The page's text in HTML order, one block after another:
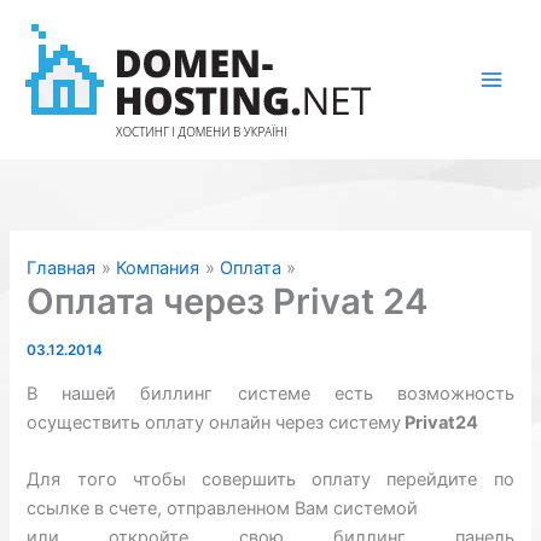
содержимому
Главная Компания Оплата
Оплата через Privat 24
03.12.2014
В нашей биллинг системе есть возможность
осуществить оплату онлайн через систему Privat24
Для того чтобы совершить оплату перейдите по
ссылке в счете, отправленном Вам системой